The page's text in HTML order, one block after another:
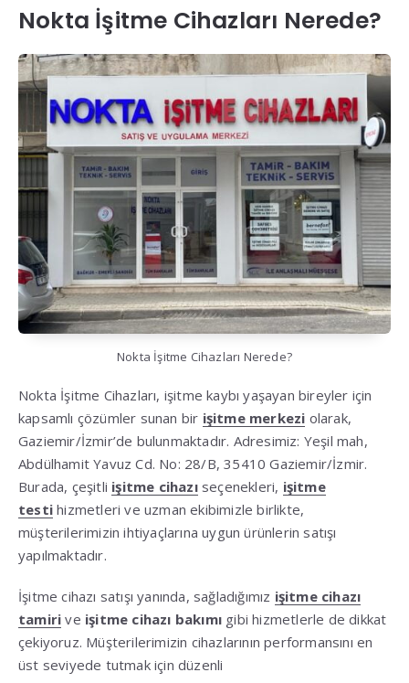
Nokta İşitme Cihazları Nerede?
Nokta İşitme Cihazları Nerede?
Nokta İşitme Cihazları, işitme kaybı yaşayan bireyler için
kapsamlı çözümler sunan bir işitme merkezi olarak,
Gaziemir/İzmir’de bulunmaktadır. Adresimiz: Yeşil mah,
Abdülhamit Yavuz Cd. No: 28/B, 35410 Gaziemir/İzmir.
Burada, çeşitli işitme cihazıseçenekleri, işitme
testi hizmetleri ve uzman ekibimizle birlikte,
müşterilerimizin ihtiyaçlarına uygun ürünlerin satışı
yapılmaktadır.
İşitme cihazı satışı yanında, sağladığımız işitme cihazı
tamiri ve işitme cihazı bakımı gibi hizmetlerle de dikkat
çekiyoruz. Müşterilerimizin cihazlarının performansını en
üst seviyede tutmak için düzenli